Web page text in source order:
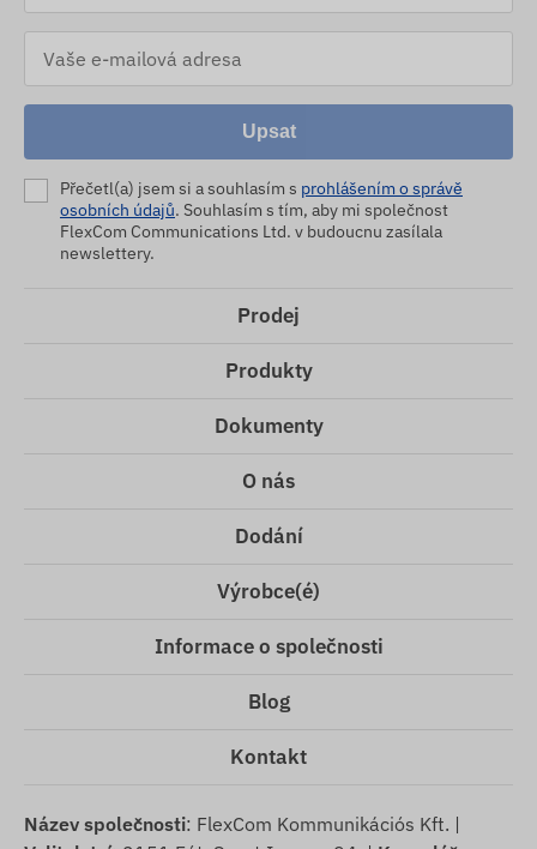
Upsat
Přečetl(a) jsem si a souhlasím s prohlášením o správě
osobních údajů. Souhlasím s tím, aby mi společnost
FlexCom Communications Ltd. v budoucnu zasílala
newslettery.
Prodej
Produkty
Dokumenty
O nás
Dodání
Výrobce(é)
Informace o společnosti
Blog
Kontakt
Název společnosti: FlexCom Kommunikációs Kft. |